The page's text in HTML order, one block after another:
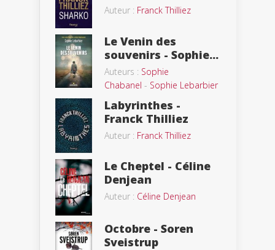
Auteur : Franck Thilliez
Le Venin des
souvenirs - Sophie...
Auteurs : Sophie
Chabanel - Sophie Lebarbier
Labyrinthes -
Franck Thilliez
Auteur : Franck Thilliez
Le Cheptel - Céline
Denjean
Auteur : Céline Denjean
Octobre - Soren
Sveistrup